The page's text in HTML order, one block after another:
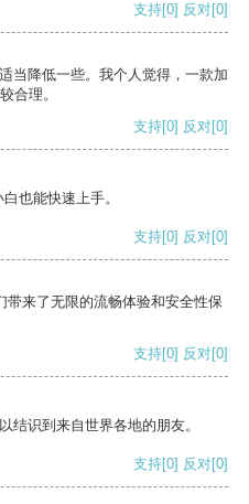
支持[0] 反对[0]
当降低一些。我个人觉得，一款加
合理。
支持[0] 反对[0]
也能快速上手。
支持[0] 反对[0]
来了无限的流畅体验和安全性保
支持[0] 反对[0]
结识到来自世界各地的朋友。
支持[0] 反对[0]